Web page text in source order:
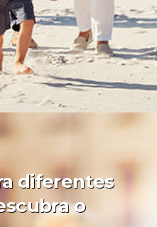
diferentes
o